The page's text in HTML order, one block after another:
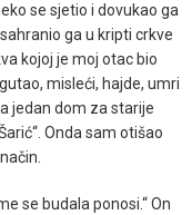
se sjetio i dovukao ga
ga u kripti crkve
kojoj je moj otac bio
misleći, hajde, umri
jedan dom za starije
Onda sam otišao
se budala ponosi.“ On